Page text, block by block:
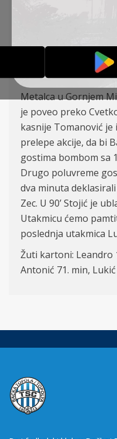
Santrač), Tomanović
Zec, Lukić (74′ Vukić)
U okviru drugog kola
Metalca u Gornjem
je poveo preko
kasnije Tomanović je
prelepe akcije, da bi
gostima bombom sa
Drugo poluvreme
dva minuta deklasirali
Zec. U 90’ Stojić je
Utakmicu ćemo
poslednja utakmica
Žuti kartoni: Leandro
Antonić 71. min,